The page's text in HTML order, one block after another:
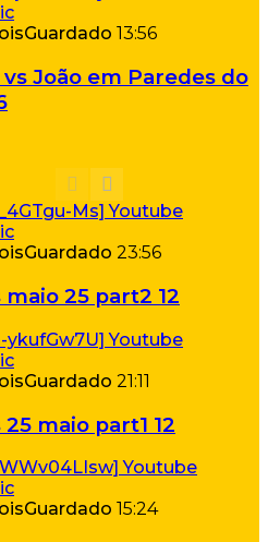
Guardado 13:56
João em Paredes do
Guardado 23:56
25 part2 12
Guardado 21:11
maio part1 12
Guardado 15:24